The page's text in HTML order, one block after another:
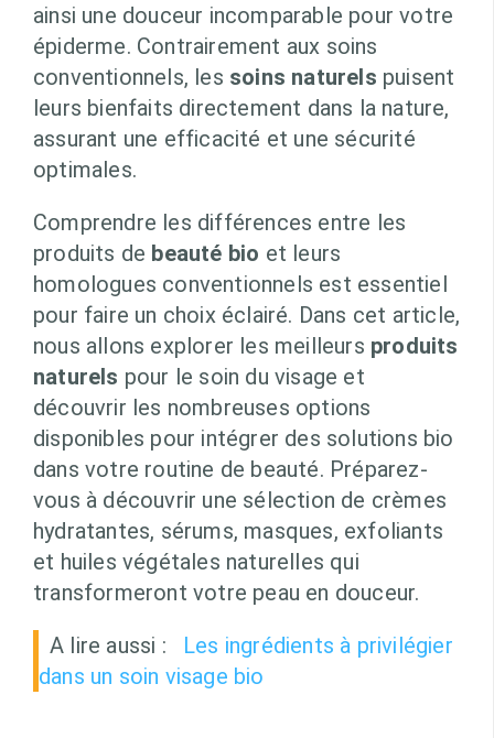
ainsi une douceur incomparable pour votre
épiderme. Contrairement aux soins
conventionnels, les soins naturels puisent
leurs bienfaits directement dans la nature,
assurant une efficacité et une sécurité
optimales.
Comprendre les différences entre les
produits de beauté bio et leurs
homologues conventionnels est essentiel
pour faire un choix éclairé. Dans cet article,
nous allons explorer les meilleurs produits
naturels pour le soin du visage et
découvrir les nombreuses options
disponibles pour intégrer des solutions bio
dans votre routine de beauté. Préparez-
vous à découvrir une sélection de crèmes
hydratantes, sérums, masques, exfoliants
et huiles végétales naturelles qui
transformeront votre peau en douceur.
A lire aussi :
Les ingrédients à privilégier
dans un soin visage bio